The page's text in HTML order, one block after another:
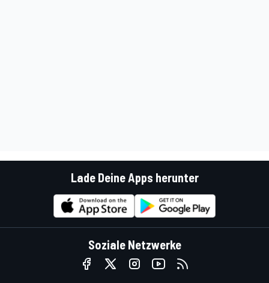
Lade Deine Apps herunter
Soziale Netzwerke